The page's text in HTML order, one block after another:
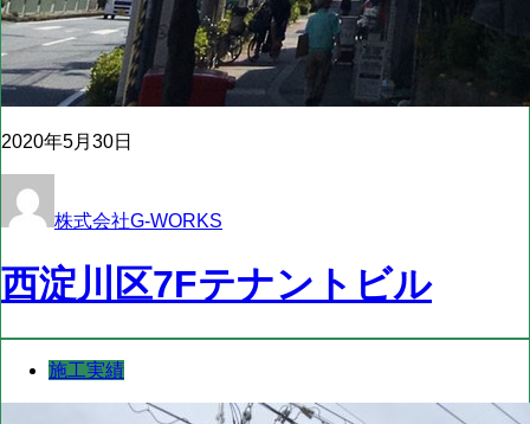
2020年5月30日
株式会社G-WORKS
西淀川区7Fテナントビル
施工実績